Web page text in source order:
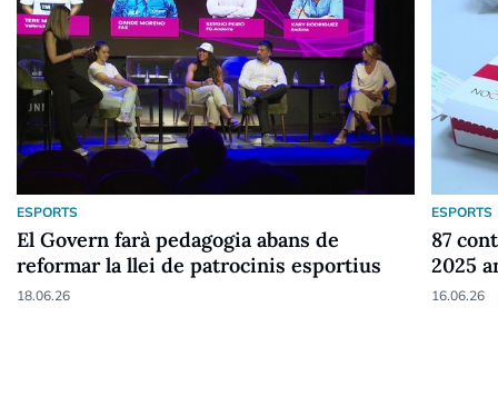
ESPORTS
El Govern farà pedagogia abans de
reformar la llei de patrocinis esportius
18.06.26
ESPORTS
87
2025
16.06.26